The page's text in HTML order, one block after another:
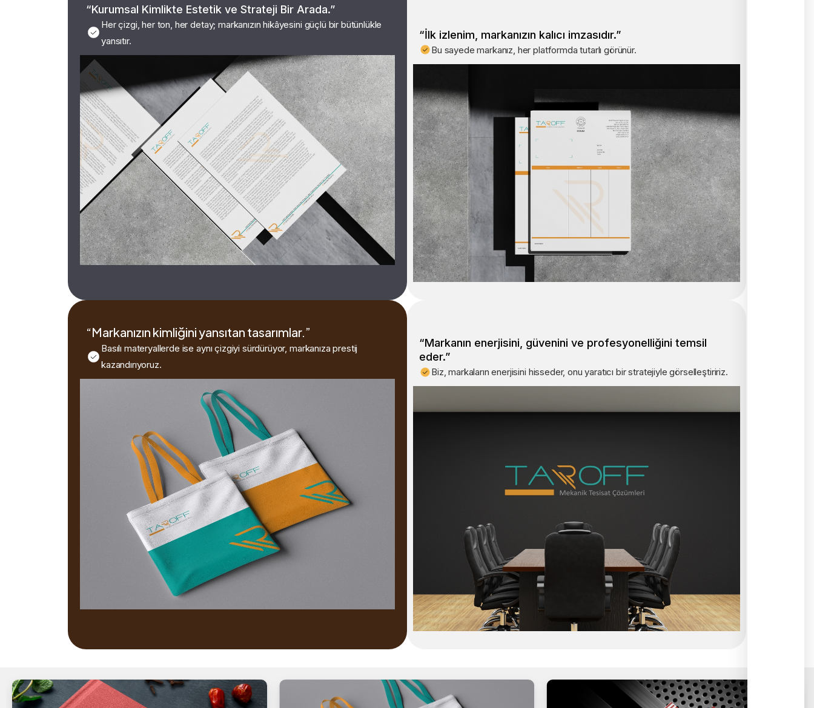
Her çizgi, her ton, her detay; markanızın hikâyesini güçlü bir bütünlükle
yansıtır.
“Kurumsal Kimlikte Estetik ve Strateji Bir Arada.”
Bu sayede markanız, her platformda tutarlı görünür.
“İlk izlenim, markanızın kalıcı imzasıdır.”
Basılı materyallerde ise aynı çizgiyi sürdürüyor, markanıza prestij
kazandırıyoruz.
“Markanızın kimliğini yansıtan tasarımlar.”
Biz, markaların enerjisini hisseder, onu yaratıcı bir stratejiyle görselleştiririz.
“Markanın enerjisini, güvenini ve profesyonelliğini temsil
eder.”